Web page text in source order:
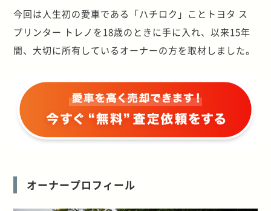
今回は人生初の愛車である「ハチロク」ことトヨタ ス
プリンター トレノを18歳のときに手に入れ、以来15年
間、大切に所有しているオーナーの方を取材しました。
オーナープロフィール